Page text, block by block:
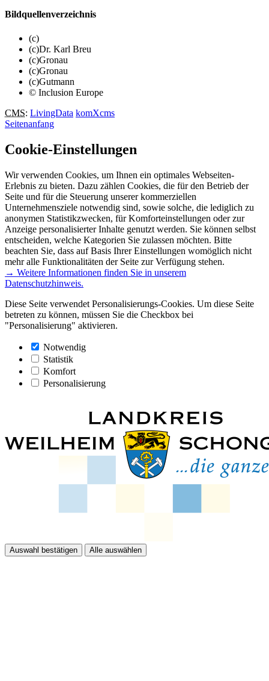
Bildquellenverzeichnis
(c)
(c)Dr. Karl Breu
(c)Gronau
(c)Gronau
(c)Gutmann
© Inclusion Europe
CMS: LivingData komXcms
Seitenanfang
Cookie-Einstellungen
Wir verwenden Cookies, um Ihnen ein optimales Webseiten-
Erlebnis zu bieten. Dazu zählen Cookies, die für den Betrieb der
Seite und für die Steuerung unserer kommerziellen
Unternehmensziele notwendig sind, sowie solche, die lediglich zu
anonymen Statistikzwecken, für Komforteinstellungen oder zur
Anzeige personalisierter Inhalte genutzt werden. Sie können selbst
entscheiden, welche Kategorien Sie zulassen möchten. Bitte
beachten Sie, dass auf Basis Ihrer Einstellungen womöglich nicht
mehr alle Funktionalitäten der Seite zur Verfügung stehen.
→ Weitere Informationen finden Sie in unserem
Datenschutzhinweis.
Diese Seite verwendet Personalisierungs-Cookies. Um diese Seite
betreten zu können, müssen Sie die Checkbox bei
"Personalisierung" aktivieren.
Notwendig
Statistik
Komfort
Personalisierung
Auswahl bestätigen Alle auswählen